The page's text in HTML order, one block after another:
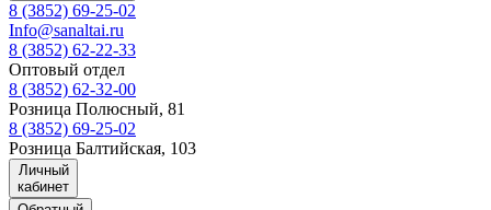
8 (3852) 69-25-02
Info@sanaltai.ru
8 (3852) 62-22-33
Оптовый отдел
8 (3852) 62-32-00
Розница Полюсный, 81
8 (3852) 69-25-02
Розница Балтийская, 103
Личный
кабинет